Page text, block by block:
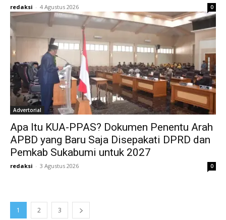
redaksi - 4 Agustus 2026 0
Advertorial
Apa Itu KUA-PPAS? Dokumen Penentu Arah
APBD yang Baru Saja Disepakati DPRD dan
Pemkab Sukabumi untuk 2027
redaksi - 3 Agustus 2026 0
1 2 3